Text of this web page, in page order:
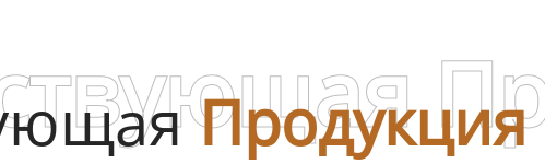
Продукция